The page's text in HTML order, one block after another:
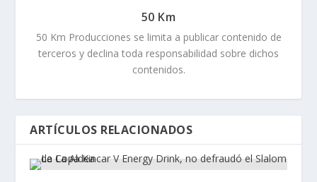
50 Km
50 Km Producciones se limita a publicar contenido de
terceros y declina toda responsabilidad sobre dichos
contenidos.
ARTÍCULOS RELACIONADOS